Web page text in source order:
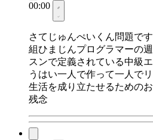
00:00
さてじゅんぺいくん問題で
組ひまじんプログラマーの
スンで定義されている中級
うはい一人で作って一人で
生活を成り立たせるための
残念